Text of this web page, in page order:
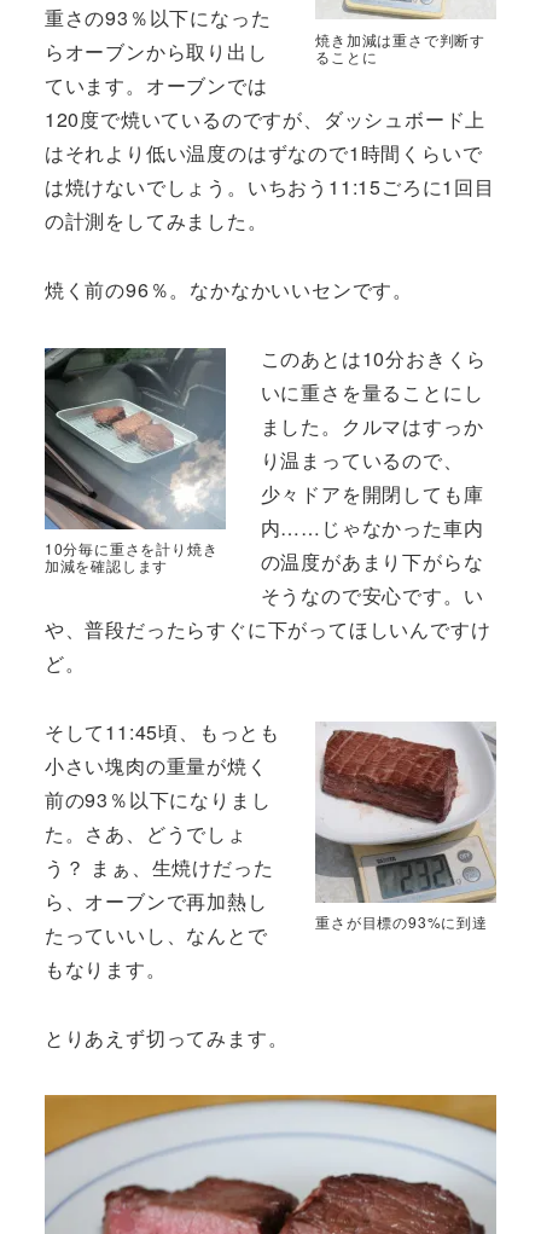
焼き加減は重さで判断す
ることに
重さの93％以下になった
らオーブンから取り出し
ています。オーブンでは
120度で焼いているのですが、ダッシュボード上
はそれより低い温度のはずなので1時間くらいで
は焼けないでしょう。いちおう11:15ごろに1回目
の計測をしてみました。
焼く前の96％。なかなかいいセンです。
10分毎に重さを計り焼き
加減を確認します
このあとは10分おきくら
いに重さを量ることにし
ました。クルマはすっか
り温まっているので、
少々ドアを開閉しても庫
内……じゃなかった車内
の温度があまり下がらな
そうなので安心です。い
や、普段だったらすぐに下がってほしいんですけ
ど。
重さが目標の93%に到達
そして11:45頃、もっとも
小さい塊肉の重量が焼く
前の93％以下になりまし
た。さあ、どうでしょ
う？ まぁ、生焼けだった
ら、オーブンで再加熱し
たっていいし、なんとで
もなります。
とりあえず切ってみます。